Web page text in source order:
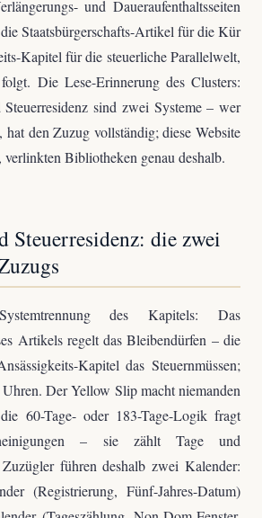
und Daueraufenthaltsseiten
Staatsbürgerschafts-Artikel für die Kür
Kapitel für die steuerliche Parallelwelt,
Die Lese-Erinnerung des Clusters:
sind zwei Systeme – wer
den Zuzug vollständig; diese Website
verlinkten Bibliotheken genau deshalb.
Steuerresidenz: die zwei
des Kapitels: Das
Artikels regelt das Bleibendürfen – die
Kapitel das Steuernmüssen;
Der Yellow Slip macht niemanden
60-Tage- oder 183-Tage-Logik fragt
– sie zählt Tage und
führen deshalb zwei Kalender:
(Registrierung, Fünf-Jahres-Datum)